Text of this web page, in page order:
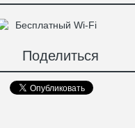
Бесплатный Wi-Fi
Поделиться